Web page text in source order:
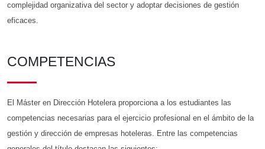
complejidad organizativa del sector y adoptar decisiones de gestión
eficaces.
COMPETENCIAS
El Máster en Dirección Hotelera proporciona a los estudiantes las
competencias necesarias para el ejercicio profesional en el ámbito de la
gestión y dirección de empresas hoteleras. Entre las competencias